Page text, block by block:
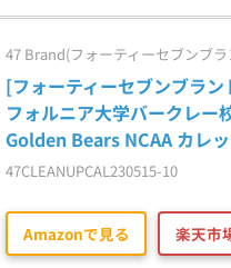
47 Brand(フォーティーセブンブラ
[フォーティーセブンブラ
フォルニア大学バークレ
Golden Bears NCAA カレ
47CLEANUPCAL230515-10
Amazonで見る 楽天市